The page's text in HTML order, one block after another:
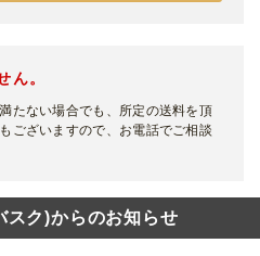
ん。
たない場合でも、所定の送料を頂
ございますので、お電話でご相談
ク)からのお知らせ